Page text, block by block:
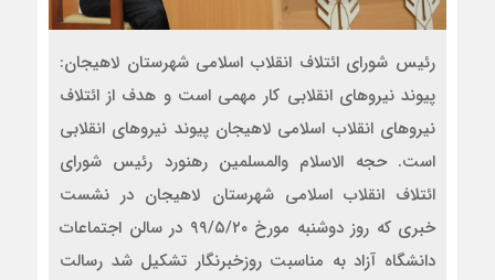
رئیس شورای ائتلاف انقلاب اسلامی شهرستان لاهیجان:
پیوند نیروهای انقلابی کار مهمی است و هدف از ائتلاف
نیروهای انقلاب اسلامی لاهیجان پیوند نیروهای انقلابی
است. حجه الاسلام والمسلمین رهنورد رئیس شورای
ائتلاف انقلاب اسلامی شهرستان لاهیجان در نشست
خبری که روز دوشنبه مورخ ۹۹/۵/۲۰ در سالن اجتماعات
دانشگاه آزاد به مناسبت روزخبرنگار تشکیل شد رسالت